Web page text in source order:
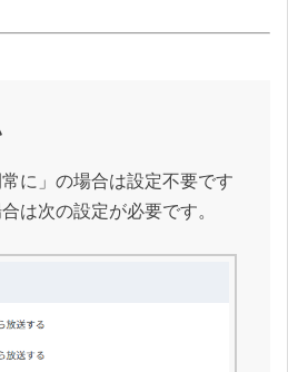
に」の場合は設定不要です
は次の設定が必要です。